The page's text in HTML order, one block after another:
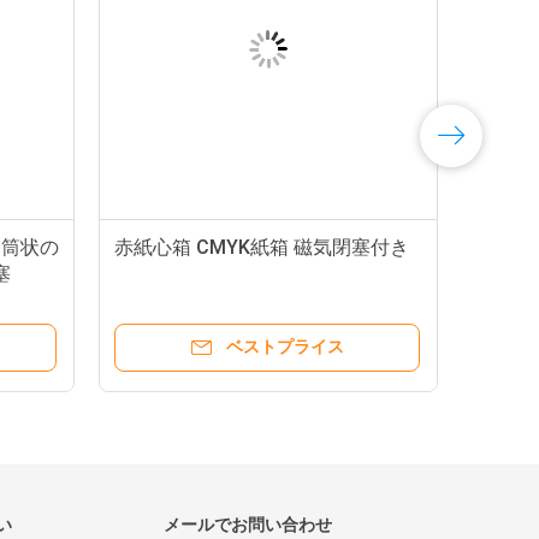
状の
赤紙心箱 CMYK紙箱 磁気閉塞付き
ベストプライス
メールでお問い合わせ